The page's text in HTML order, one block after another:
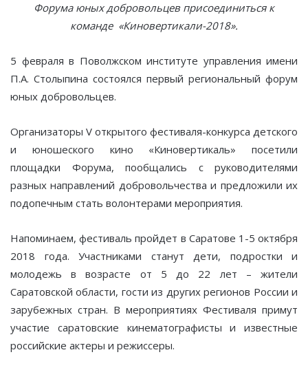
Форума юных добровольцев присоединиться к
команде «Киновертикали-2018».
5 февраля в Поволжском институте управления имени
П.А. Столыпина состоялся первый региональный форум
юных добровольцев.
Организаторы V открытого фестиваля-конкурса детского
и юношеского кино «Киновертикаль» посетили
площадки Форума, пообщались с руководителями
разных направлений добровольчества и предложили их
подопечным стать волонтерами мероприятия.
Напоминаем, фестиваль пройдет в Саратове 1-5 октября
2018 года. Участниками станут дети, подростки и
молодежь в возрасте от 5 до 22 лет – жители
Саратовской области, гости из других регионов России и
зарубежных стран. В мероприятиях Фестиваля примут
участие саратовские кинематографисты и известные
российские актеры и режиссеры.